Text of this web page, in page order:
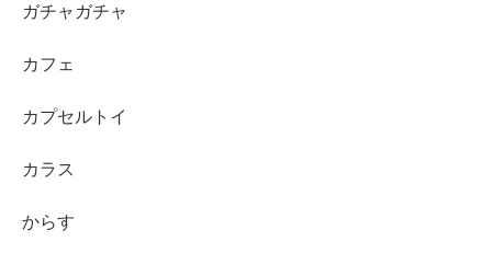
ガチャガチャ
カフェ
カプセルトイ
カラス
からす